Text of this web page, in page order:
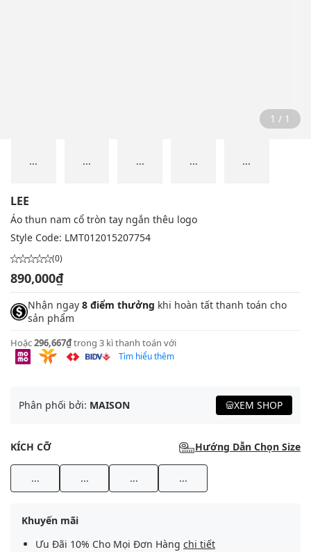
1 / 1
... ... ... ... ...
LEE
Áo thun nam cổ tròn tay ngắn thêu logo
Style Code: LMT012015207754
(0)
890,000₫
Nhận ngay 8 điểm thưởng khi hoàn tất thanh toán cho
sản phẩm
Hoặc296,667₫trong 3 kì thanh toán với
Tìm hiểu thêm
Phân phối bởi: MAISON XEM SHOP
KÍCH CỠ Hướng Dẫn Chọn Size
... ... ... ...
Khuyến mãi
Ưu Đãi 10% Cho Mọi Đơn Hàng chi tiết